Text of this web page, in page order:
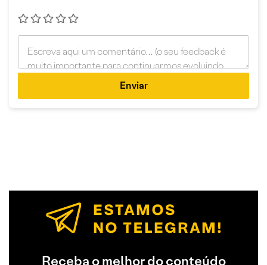
Enviar
Receba o melhor do conteúdo